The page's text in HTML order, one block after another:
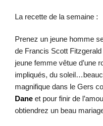
La recette de la semaine :
Prenez un jeune homme
de Francis Scott
jeune femme vêtue d’une
impliqués, du
magnifique dans le Gers
Dane et pour finir de
obtiendrez un beau